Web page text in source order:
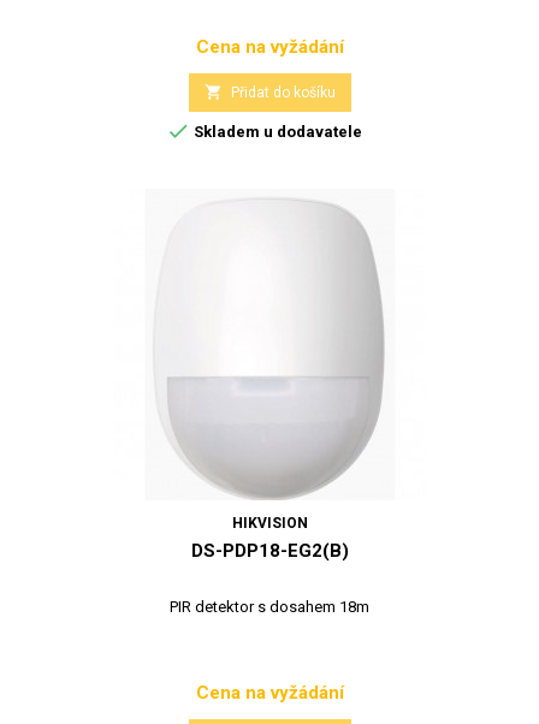
Cena
Cena na vyžádání
 Přidat do košíku
 Skladem u dodavatele
HIKVISION
DS-PDP18-EG2(B)
PIR detektor s dosahem 18m
Cena
Cena na vyžádání